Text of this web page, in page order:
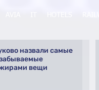
назвали самые
вещи